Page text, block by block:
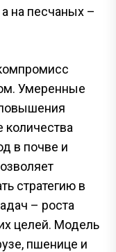
на песчаных –
Умеренные
количества
в почве и
стратегию в
– роста
целей. Модель
пшенице и